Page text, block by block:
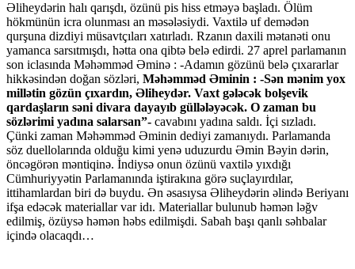
Əliheydərin halı qarışdı, özünü pis hiss etməyə başladı. Ölüm
hökmünün icra olunması an məsələsiydi. Vaxtilə uf demədən
qurşuna dizdiyi müsavtçıları xatırladı. Rzanın daxili mətanəti onu
yamanca sarsıtmışdı, hətta ona qibtə belə edirdi. 27 aprel parlamanın
son iclasında Məhəmməd Əminə : -Adamın gözünü belə çıxararlar
hikkəsindən doğan sözləri, Məhəmməd Əminin : -Sən mənim yox
millətin gözün çıxardın, Əliheydər. Vaxt gələcək bolşevik
qardaşların səni divara dayayıb güllələyəcək. O zaman bu
sözlərimi yadına salarsan”- cavabını yadına saldı. İçi sızladı.
Çünki zaman Məhəmməd Əminin dediyi zamanıydı. Parlamanda
söz duellolarında olduğu kimi yenə uduzurdu Əmin Bəyin dərin,
öncəgörən məntiqinə. İndiysə onun özünü vaxtilə yıxdığı
Cümhuriyyətin Parlamanında iştirakına görə suçlayırdılar,
ittihamlardan biri də buydu. Ən əsasıysa Əliheydərin əlində Beriyanı
ifşa edəcək materiallar var idı. Materiallar bulunub həmən ləğv
edilmiş, özüysə həmən həbs edilmişdi. Sabah başı qanlı səhbalar
içində olacaqdı…